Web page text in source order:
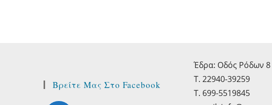
Βρείτε Μας Στo Facebook
Έδρα: Οδός Ρόδων 8
Τ. 22940-39259
T. 699-5519845